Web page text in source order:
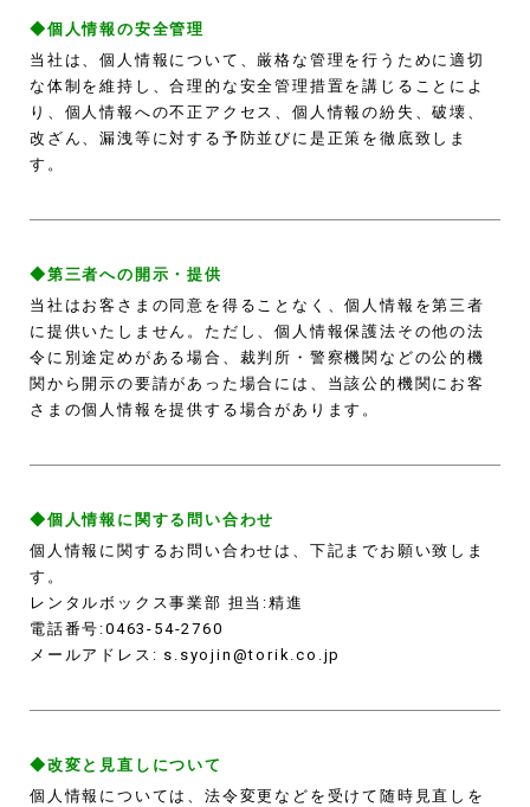
◆個人情報の安全管理
当社は、個人情報について、厳格な管理を行うために適切
な体制を維持し、合理的な安全管理措置を講じることによ
り、個人情報への不正アクセス、個人情報の紛失、破壊、
改ざん、漏洩等に対する予防並びに是正策を徹底致しま
す。
◆第三者への開示・提供
当社はお客さまの同意を得ることなく、個人情報を第三者
に提供いたしません。ただし、個人情報保護法その他の法
令に別途定めがある場合、裁判所・警察機関などの公的機
関から開示の要請があった場合には、当該公的機関にお客
さまの個人情報を提供する場合があります。
◆個人情報に関する問い合わせ
個人情報に関するお問い合わせは、下記までお願い致しま
す。
レンタルボックス事業部 担当:精進
電話番号:0463-54-2760
メールアドレス: s.syojin@torik.co.jp
◆改変と見直しについて
個人情報については、法令変更などを受けて随時見直しを